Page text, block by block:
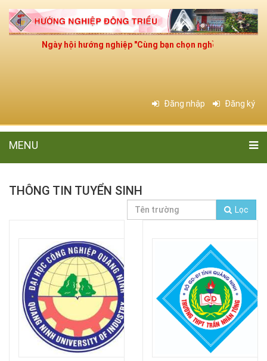
Ngày hội hướng nghiệp "Cùng bạn chọn nghề cho tương lai"
Đăng nhập Đăng ký
MENU
THÔNG TIN TUYỂN SINH
Lọc